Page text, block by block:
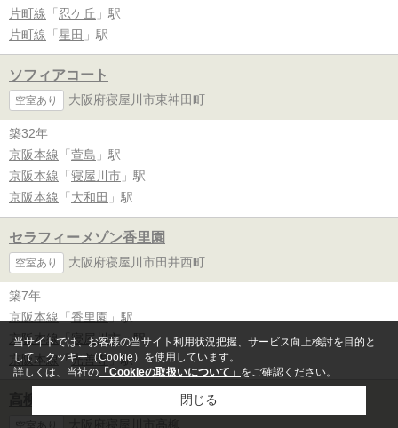
片町線 「 忍ケ丘 」駅
片町線 「 星田 」駅
ソフィアコート
空室あり 大阪府寝屋川市東神田町
築32年
京阪本線 「 萱島 」駅
京阪本線 「 寝屋川市 」駅
京阪本線 「 大和田 」駅
セラフィーメゾン香里園
空室あり 大阪府寝屋川市田井西町
築7年
京阪本線 「 香里園 」駅
京阪本線「寝屋川市」駅
京阪本線「光善寺」駅
空室あり
当サイトでは、お客様の当サイト利用状況把握、サービス向上検討を目的と
して、クッキー（Cookie）を使用しています。
詳しくは、当社の 「Cookieの取扱いについて」 をご確認ください。
閉じる